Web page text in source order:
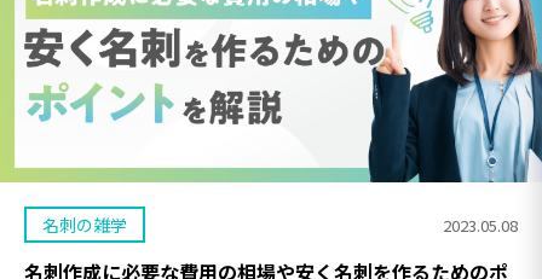
名刺の雑学 2023.05.08
名刺作成に必要な費用の相場や安く名刺を作るためのポ